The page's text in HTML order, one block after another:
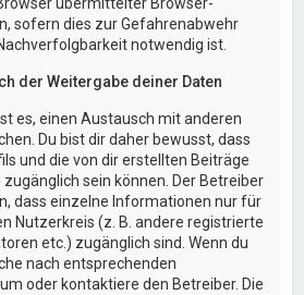
sofern dies zur Gefahrenabwehr
notwendig ist.
der Weitergabe deiner Daten
es, einen Austausch mit anderen
Du bist dir daher bewusst, dass
und die von dir erstellten Beiträge
sein können. Der Betreiber
dass einzelne Informationen nur für
Nutzerkreis (z. B. andere registrierte
etc.) zugänglich sind. Wenn du
nach entsprechenden
oder kontaktiere den Betreiber. Die